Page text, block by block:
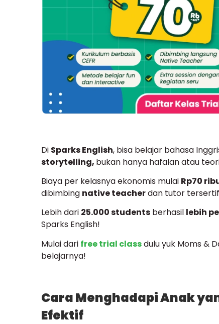
Di Sparks English, bisa belajar bahasa
storytelling, bukan hanya hafalan atau
Biaya per kelasnya ekonomis mulai Rp70
dibimbing native teacherdan tutor
Lebih dari 25.000 students berhasil lebih
Sparks English!
Mulai dari free trial classdulu yuk Moms &
belajarnya!
Cara Menghadapi Anak
Efektif